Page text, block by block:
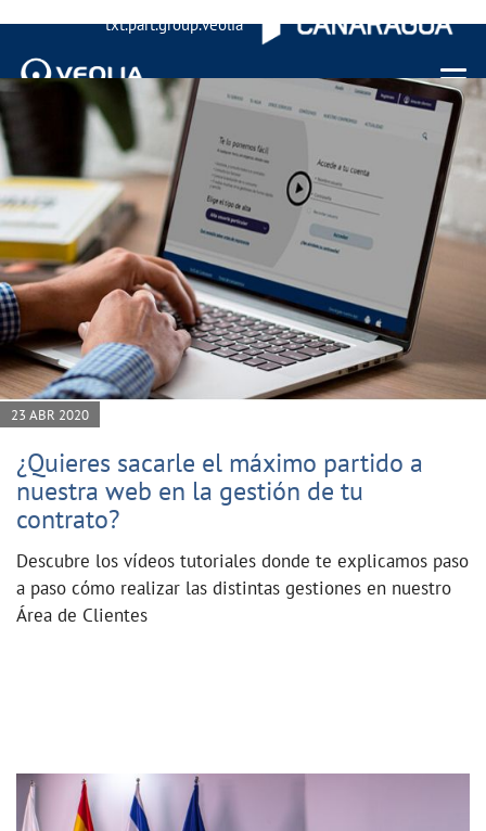
txt.part.group.veolia
Menu
23 ABR 2020
¿Quieres sacarle el máximo partido a
nuestra web en la gestión de tu
contrato?
Descubre los vídeos tutoriales donde te explicamos paso
a paso cómo realizar las distintas gestiones en nuestro
Área de Clientes